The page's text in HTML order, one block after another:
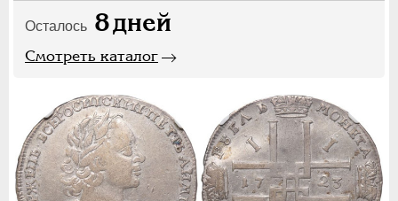
Осталось 8дней
Смотреть каталог